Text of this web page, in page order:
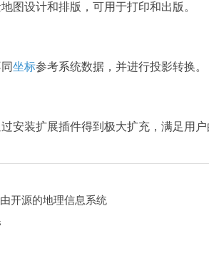
图设计和排版，可用于打印和出版。
坐标参考系统数据，并进行投影转换。
安装扩展插件得到极大扩充，满足用户
开源的地理信息系统